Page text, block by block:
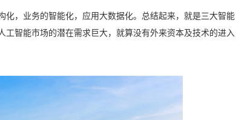
业务的智能化，应用大数据化。总结起来，就是三大智能
智能市场的潜在需求巨大，就算没有外来资本及技术的进